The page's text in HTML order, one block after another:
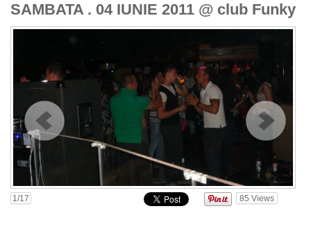
SAMBATA . 04 IUNIE 2011 @ club Funky
1/17 85 Views